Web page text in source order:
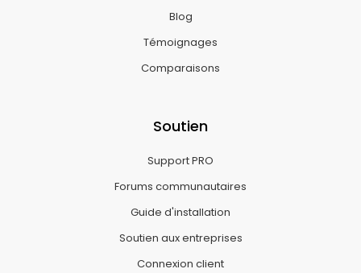
Blog
Témoignages
Comparaisons
Soutien
Support PRO
Forums communautaires
Guide d'installation
Soutien aux entreprises
Connexion client